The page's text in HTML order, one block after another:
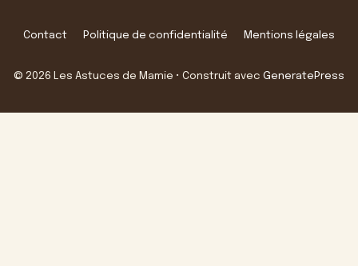
Contact Politique de confidentialité Mentions légales
© 2026 Les Astuces de Mamie • Construit avec GeneratePress